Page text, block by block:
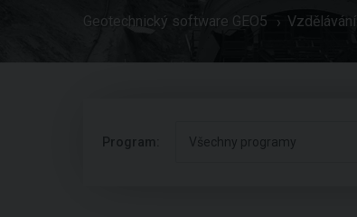
Geotechnický software GEO5 Vzdělávání
Program: Všechny programy